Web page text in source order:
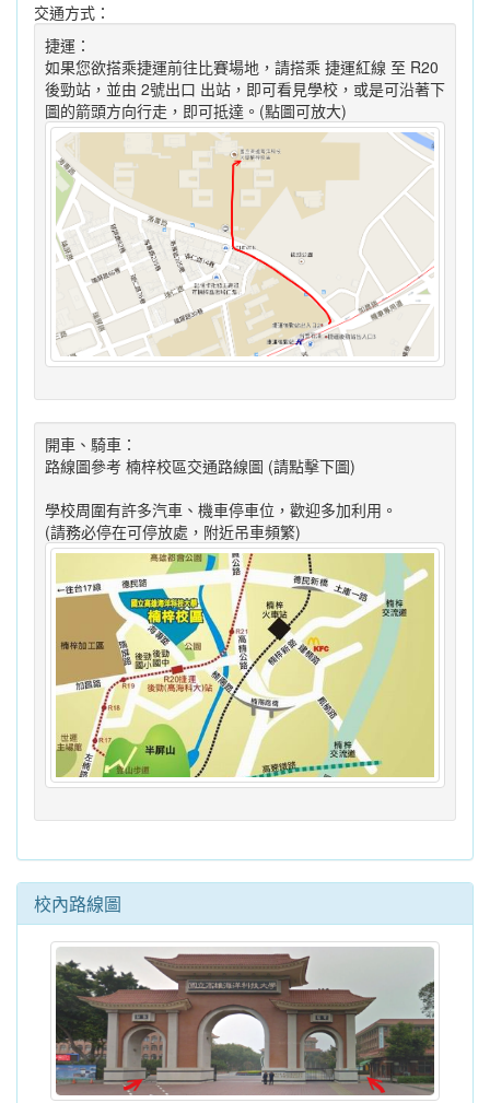
交通方式：
捷運：
如果您欲搭乘捷運前往比賽場地，請搭乘 捷運紅線 至 R20
後勁站，並由 2號出口 出站，即可看見學校，或是可沿著下
圖的箭頭方向行走，即可抵達。(點圖可放大)
開車、騎車：
路線圖參考 楠梓校區交通路線圖 (請點擊下圖)
學校周圍有許多汽車、機車停車位，歡迎多加利用。
(請務必停在可停放處，附近吊車頻繁)
校內路線圖